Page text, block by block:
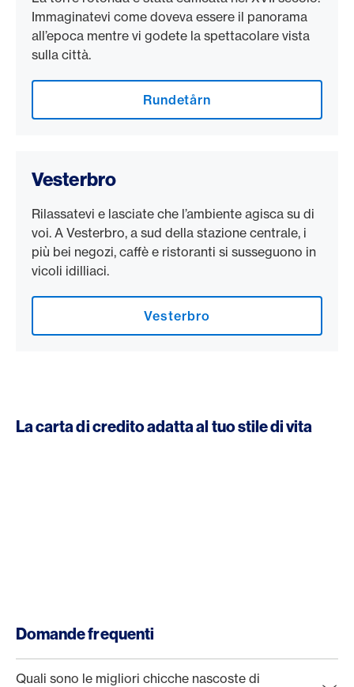
Immaginatevi come doveva essere il panorama
all’epoca mentre vi godete la spettacolare vista
sulla città.
Rundetårn
Vesterbro
Rilassatevi e lasciate che l’ambiente agisca su di
voi. A Vesterbro, a sud della stazione centrale, i
più bei negozi, caffè e ristoranti si susseguono in
vicoli idilliaci.
Vesterbro
La carta di credito adatta al tuo stile di vita
Domande frequenti
Quali sono le migliori chicche nascoste di